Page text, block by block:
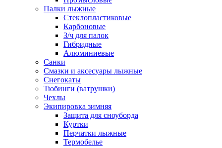
Палки лыжные
Стеклопластиковые
Карбоновые
З/ч для палок
Гибридные
Алюминиевые
Санки
Смазки и аксесуары лыжные
Снегокаты
Тюбинги (ватрушки)
Чехлы
Экипировка зимняя
Защита для сноуборда
Куртки
Перчатки лыжные
Термобелье